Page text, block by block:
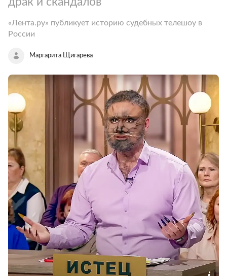
«Лента.ру» публикует историю судебных телешоу в
России
Маргарита Щигарева